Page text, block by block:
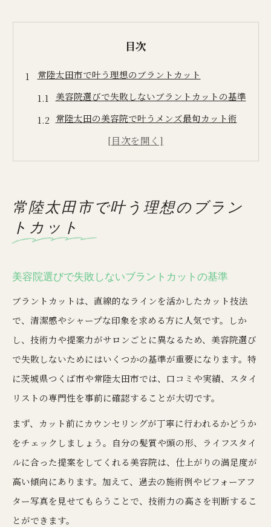
目次
常陸太田市で叶う理想のブラントカット
美容院選びで失敗しないブラントカットの基準
常陸太田の美容院で叶うメンズ最旬カット術
まごころカット対応の美容院活用ポイント
口コミで評判の美容院を見極めるコツ
美容院選びに迷う男性へ新提案
美容院の選び方で理想のメンズカット実現
常陸太田市メンズ美容院の特徴と選定術
美容院で安心してブラントカットを任せる方法
トレンドのメンズカットを楽しむ方法
美容院で流行メンズカットを楽しむコツ
まごころカットカラー対応の美容院を活用
常陸太田市で人気のメンズヘアスタイルとは
美容院予約時に押さえたいトレンド情報
ブラントカットが映えるメンズカット提案
地元で話題の美容院活用術を解説
地元密着型美容院のメリットと選び方
常陸太田市で叶う理想のブラン
トカット
美容院選びで失敗しないブラントカットの基準
ブラントカットは、直線的なラインを活かしたカット技法
で、清潔感やシャープな印象を求める方に人気です。しか
し、技術力や提案力がサロンごとに異なるため、美容院選び
で失敗しないためにはいくつかの基準が重要になります。特
に茨城県つくば市や常陸太田市では、口コミや実績、スタイ
リストの専門性を事前に確認することが大切です。
まず、カット前にカウンセリングが丁寧に行われるかどうか
をチェックしましょう。自分の髪質や頭の形、ライフスタイ
ルに合った提案をしてくれる美容院は、仕上がりの満足度が
高い傾向にあります。加えて、過去の施術例やビフォーアフ
ター写真を見せてもらうことで、技術力の高さを判断するこ
とができます。